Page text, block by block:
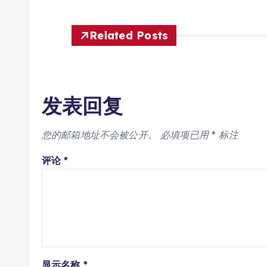
Related Posts
发表回复
您的邮箱地址不会被公开。 必填项已用* 标注
评论*
显示名称 *